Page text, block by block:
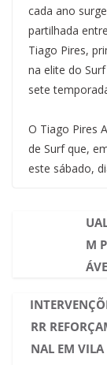
cada ano
partilhada
Tiago Pires,
na elite do
sete
O Tiago Pires
de Surf que,
este sábado,
M
RR
NAL EM VILA